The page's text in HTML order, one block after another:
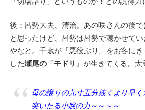
後：呂勢大夫、清治。あの咲さんの後で
と思ったけど、呂勢は呂勢で聴かせて
やなと。千歳が「悪役ぶり」をお客に
した瀬尾の「モドリ」 が生きてくる。太
母の譲りの九寸五分抜くより早
突いたる小腕の力～～～～